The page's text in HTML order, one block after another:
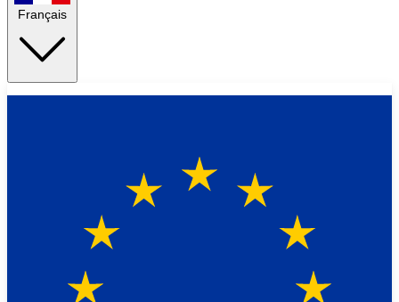
Français